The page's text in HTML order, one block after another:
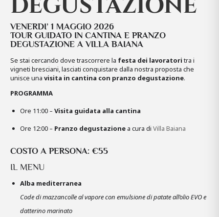
VENERDI’ 1 MAGGIO 2026
TOUR GUIDATO IN CANTINA E PRANZO
DEGUSTAZIONE A VILLA BAIANA
Se stai cercando dove trascorrere la festa dei lavoratoritra i
vigneti bresciani, lasciati conquistare dalla nostra proposta che
unisce una visita in cantina con pranzo degustazione.
PROGRAMMA
Ore 11:00 – Visita guidata alla cantina
Ore 12:00 – Pranzo degustazione a cura di Villa Baiana
COSTO A PERSONA: €55
IL MENU
Alba mediterranea
Code di mazzancolle al vapore con emulsione di patate all’olio EVO e
datterino marinato